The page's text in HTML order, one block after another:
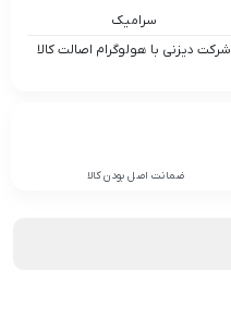
سرامیک
شرکت دیزنی با هولوگرام اصالت کالا
ضمانت اصل بودن کالا